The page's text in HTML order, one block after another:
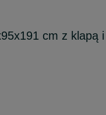
cm z klapą i